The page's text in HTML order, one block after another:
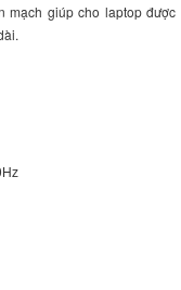
mạch giúp cho laptop được